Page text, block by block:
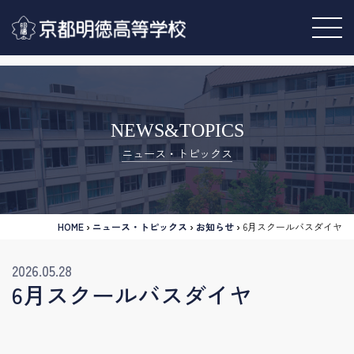
NEWS&TOPICS
ニュース・トピックス
HOME › ニュース・トピックス › お知らせ › 6月スクールバスダイヤ
2026.05.28
6月スクールバスダイヤ